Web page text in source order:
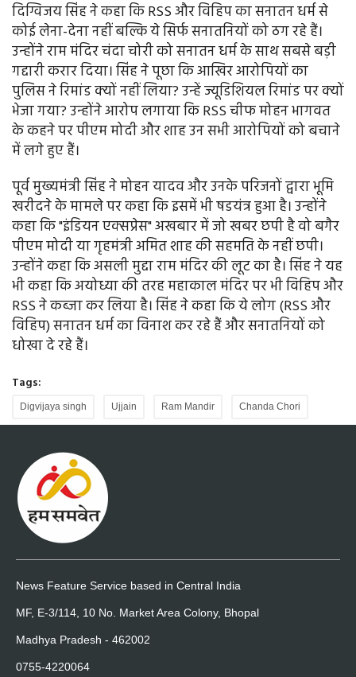
दिग्विजय सिंह ने कहा कि RSS और विहिप का सनातन धर्म से
कोई लेना-देना नहीं बल्कि ये सिर्फ सनातनियों को ठग रहे हैं।
उन्होंने राम मंदिर चंदा चोरी को सनातन धर्म के साथ सबसे बड़ी
गद्दारी करार दिया। सिंह ने पूछा कि आखिर आरोपियों का
पुलिस ने रिमांड क्यों नहीं लिया? उन्हें ज्यूडिशियल रिमांड पर क्यों
भेजा गया? उन्होंने आरोप लगाया कि RSS चीफ मोहन भागवत
के कहने पर पीएम मोदी और शाह उन सभी आरोपियों को बचाने
में लगे हुए हैं।
पूर्व मुख्यमंत्री सिंह ने मोहन यादव और उनके परिजनों द्वारा भूमि
खरीदने के मामले पर कहा कि इसमें भी षडयंत्र हुआ है। उन्होंने
कहा कि "इंडियन एक्सप्रेस" अखबार में जो खबर छपी है वो बगैर
पीएम मोदी या गृहमंत्री अमित शाह की सहमति के नहीं छपी।
उन्होंने कहा कि असली मुद्दा राम मंदिर की लूट का है। सिंह ने यह
भी कहा कि अयोध्या की तरह महाकाल मंदिर पर भी विहिप और
RSS ने कब्जा कर लिया है। सिंह ने कहा कि ये लोग (RSS और
विहिप) सनातन धर्म का विनाश कर रहे हैं और सनातनियों को
धोखा दे रहे हैं।
Tags:
Digvijaya singh Ujjain Ram Mandir Chanda Chori
News Feature Service based in Central India
MF, E-3/114, 10 No. Market Area Colony, Bhopal
Madhya Pradesh - 462002
0755-4220064